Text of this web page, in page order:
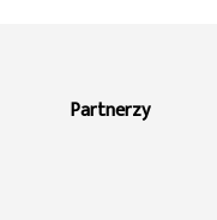
Partnerzy